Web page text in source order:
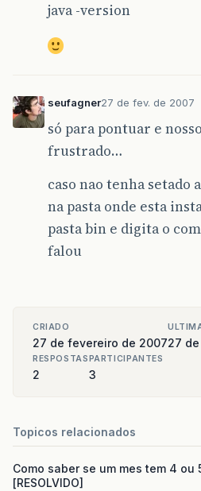
java -version
seufagner27 de fev. de 2007
só para pontuar e
frustrado…
caso nao tenha setado
na pasta onde esta
pasta bin e digita o
falou
CRIADO
27 de fevereiro de 200727
RESPOSTAS
2
PARTICIPANTES
3
Topicos relacionados
Como saber se um mes tem 4 ou
[RESOLVIDO]